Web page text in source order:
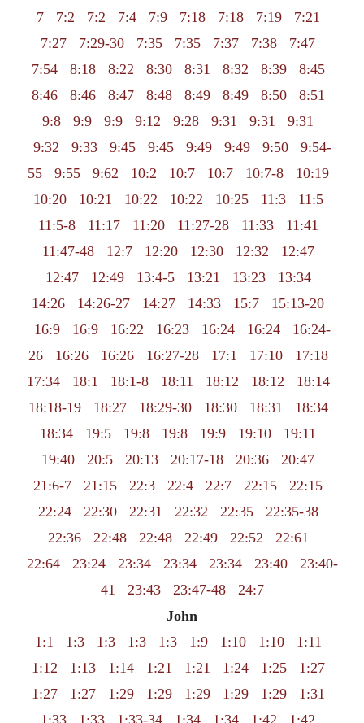
7
7:2 7:2 7:4 7:9 7:18 7:18 7:19
7:21
7:27
7:29-30 7:35 7:35 7:37 7:38
7:47
7:54
8:18 8:22 8:30 8:31 8:32 8:39
8:45
8:46
8:46 8:47 8:48 8:49 8:49 8:50
8:51
9:8
9:9 9:9 9:12 9:28 9:31 9:31
9:31
9:32
9:33 9:45 9:45 9:49 9:49 9:50
9:54-
55
9:55 9:62 10:2 10:7 10:7 10:7-8
10:19
10:20
10:21 10:22 10:22 10:25 11:3
11:5
11:5-8
11:17 11:20 11:27-28 11:33
11:41
11:47-48
12:7 12:20 12:30 12:32
12:47
12:47
12:49 13:4-5 13:21 13:23
13:34
14:26
14:26-27 14:27 14:33 15:7
15:13-20
16:9
16:9 16:22 16:23 16:24 16:24
16:24-
26
16:26 16:26 16:27-28 17:1 17:10
17:18
17:34
18:1 18:1-8 18:11 18:12 18:12
18:14
18:18-19
18:27 18:29-30 18:30 18:31
18:34
18:34
19:5 19:8 19:8 19:9 19:10
19:11
19:40
20:5 20:13 20:17-18 20:36
20:47
21:6-7
21:15 22:3 22:4 22:7 22:15
22:15
22:24
22:30 22:31 22:32 22:35
22:35-38
22:36
22:48 22:48 22:49 22:52
22:61
22:64
23:24 23:34 23:34 23:34 23:40
23:40-
41
23:43 23:47-48
24:7
John
1:1
1:3 1:3 1:3 1:3 1:9 1:10 1:10
1:11
1:12
1:13 1:14 1:21 1:21 1:24 1:25
1:27
1:27
1:27 1:29 1:29 1:29 1:29 1:29
1:31
1:33
1:33 1:33-34 1:34 1:34 1:42 1:42